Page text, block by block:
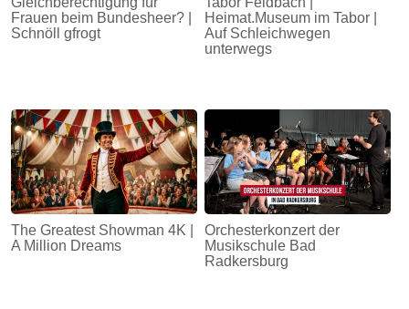
Frauen beim Bundesheer? |
Schnöll gfrogt
Heimat.Museum im Tabor |
Auf Schleichwegen
unterwegs
The Greatest Showman 4K |
A Million Dreams
Orchesterkonzert der
Musikschule Bad
Radkersburg